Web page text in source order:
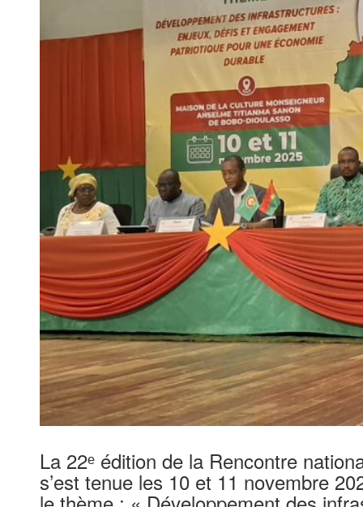
La 22ᵉ édition de la Rencontre
s’est tenue les 10 et 11 novembre